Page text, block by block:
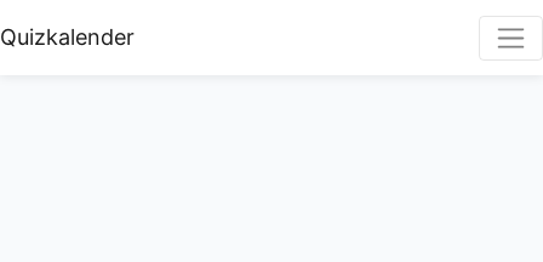
Quizkalender